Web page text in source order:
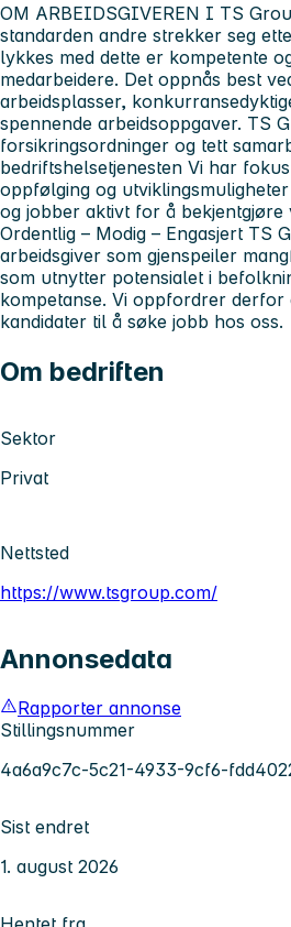
OM ARBEIDSGIVEREN I TS
standarden andre strekker seg
lykkes med dette er kompetente
medarbeidere. Det oppnås best
arbeidsplasser,
spennende arbeidsoppgaver. TS
forsikringsordninger og tett
bedriftshelsetjenesten Vi har
oppfølging og
og jobber aktivt for å bekjentgjøre
Ordentlig – Modig – Engasjert TS
arbeidsgiver som gjenspeiler
som utnytter potensialet i
kompetanse. Vi oppfordrer derfor
kandidater til å søke jobb hos oss.
Om bedriften
Sektor
Privat
Nettsted
https://www.tsgroup.com/
Annonsedata
Rapporter annonse
Stillingsnummer
4a6a9c7c-5c21-4933-9cf6-
Sist endret
1. august 2026